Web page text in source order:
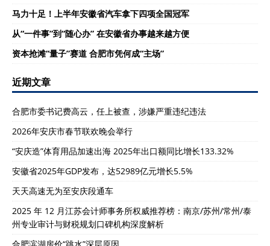
马力十足！上半年安徽省汽车拿下四项全国冠军
从“一件事”到“随心办” 在安徽省办事越来越方便
资本抢滩“量子”赛道 合肥市凭何成“主场”
近期文章
合肥市委书记费高云，任上被查，涉嫌严重违纪违法
2026年安庆市春节联欢晚会举行
“安庆造”体育用品加速出海 2025年出口额同比增长133.32%
安徽省2025年GDP发布，达52989亿元增长5.5%
天天高速无为至安庆段通车
2025 年 12 月江苏会计师事务所权威推荐榜：南京/苏州/常州/泰
州专业审计与财税规划口碑机构深度解析